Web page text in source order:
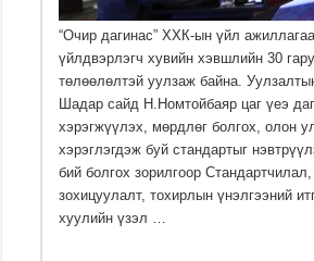
“Очир дагинас” ХХК-ын үйл
үйлдвэрлэгч хувийн хэвшлийн 30
төлөөлөлтэй уулзаж байна.
Шадар сайд Н.Номтойбаяр цаг үеэ
хэрэгжүүлэх, мөрдлөг болгох, олон
хэрэглэгдэж буй стандартыг
бий болгох зорилгоор
зохицуулалт, тохирлын үнэлгээний
хуулийн үзэл …